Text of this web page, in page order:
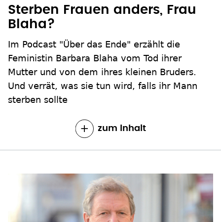
Sterben Frauen anders, Frau
Blaha?
Im Podcast "Über das Ende" erzählt die
Feministin Barbara Blaha vom Tod ihrer
Mutter und von dem ihres kleinen Bruders.
Und verrät, was sie tun wird, falls ihr Mann
sterben sollte
zum Inhalt